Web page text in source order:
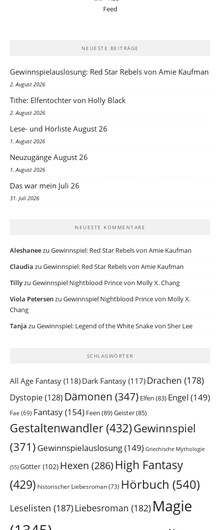
NEUESTE BEITRÄGE
Gewinnspielauslosung: Red Star Rebels von Amie Kaufman
2. August 2026
Tithe: Elfentochter von Holly Black
2. August 2026
Lese- und Hörliste August 26
1. August 2026
Neuzugänge August 26
1. August 2026
Das war mein Juli 26
31. Juli 2026
NEUESTE KOMMENTARE
Aleshaneezu Gewinnspiel: Red Star Rebels von Amie Kaufman
Claudia zu Gewinnspiel: Red Star Rebels von Amie Kaufman
Tillyzu Gewinnspiel Nightblood Prince von Molly X. Chang
Viola Petersenzu Gewinnspiel Nightblood Prince von Molly X.
Chang
Tanja zu Gewinnspiel: Legend of the White Snake von Sher Lee
SCHLAGWÖRTER
All Age Fantasy (118) Dark Fantasy (117) Drachen (178)
Dystopie(128) Dämonen (347) Elfen (83) Engel (149)
Fae (69) Fantasy(154) Feen (89)Geister(85)
Gestaltenwandler (432)Gewinnspiel
(371) Gewinnspielauslosung(149) Griechische Mythologie
(55) Götter (102) Hexen (286) High Fantasy
(429) historischer Liebesroman(73) Hörbuch (540)
Leselisten (187)Liebesroman (182) Magie